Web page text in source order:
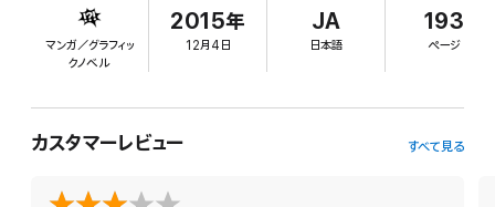
マンガ／グラフィッ
クノベル
2015年
12月4日
JA
日本語
193
ページ
カスタマーレビュー すべて見る